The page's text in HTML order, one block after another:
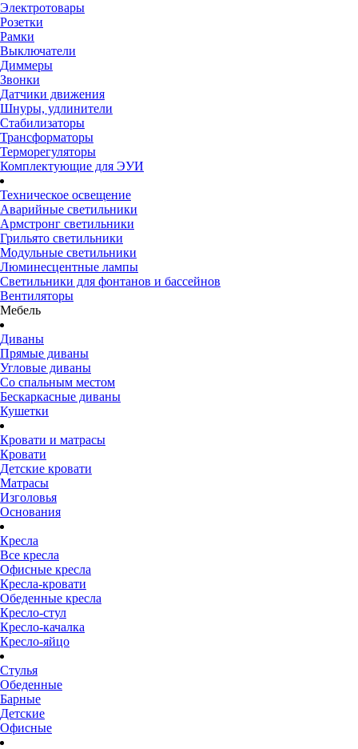
Электротовары
Розетки
Рамки
Выключатели
Диммеры
Звонки
Датчики движения
Шнуры, удлинители
Стабилизаторы
Трансформаторы
Терморегуляторы
Комплектующие для ЭУИ
Техническое освещение
Аварийные светильники
Армстронг светильники
Грильято светильники
Модульные светильники
Люминесцентные лампы
Светильники для фонтанов и бассейнов
Вентиляторы
Мебель
Диваны
Прямые диваны
Угловые диваны
Со спальным местом
Бескаркасные диваны
Кушетки
Кровати и матрасы
Кровати
Детские кровати
Матрасы
Изголовья
Основания
Кресла
Все кресла
Офисные кресла
Кресла-кровати
Обеденные кресла
Кресло-стул
Кресло-качалка
Кресло-яйцо
Стулья
Обеденные
Барные
Детские
Офисные